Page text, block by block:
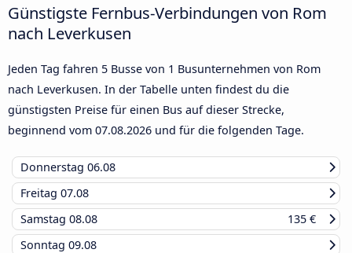
Günstigste Fernbus-Verbindungen von Rom
nach Leverkusen
Jeden Tag fahren 5 Busse von 1 Busunternehmen von Rom
nach Leverkusen. In der Tabelle unten findest du die
günstigsten Preise für einen Bus auf dieser Strecke,
beginnend vom 07.08.2026 und für die folgenden Tage.
Donnerstag 06.08
Freitag 07.08
Samstag 08.08
135 €
Sonntag 09.08